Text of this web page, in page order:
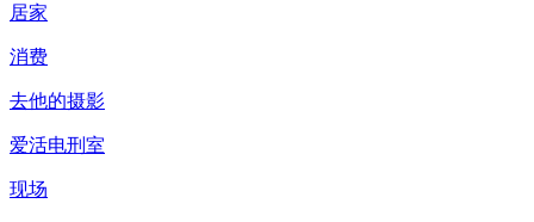
居家
消费
去他的摄影
爱活电刑室
现场